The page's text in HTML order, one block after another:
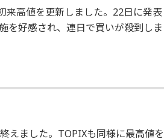
来高値を更新しました。22日に発表
を好感され、連日で買いが殺到しま
えました。TOPIXも同様に最高値を